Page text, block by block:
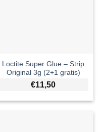
Loctite Super Glue – Strip
Original 3g (2+1 gratis)
€11,50